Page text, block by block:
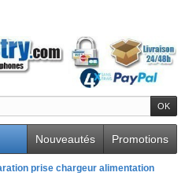
Promotions
Nouveautés
prise chargeur alimentation